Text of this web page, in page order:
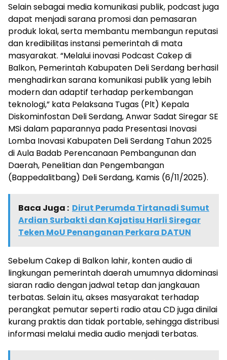
Selain sebagai media komunikasi publik, podcast juga
dapat menjadi sarana promosi dan pemasaran
produk lokal, serta membantu membangun reputasi
dan kredibilitas instansi pemerintah di mata
masyarakat. “Melalui inovasi Podcast Cakep di
Balkon, Pemerintah Kabupaten Deli Serdang berhasil
menghadirkan sarana komunikasi publik yang lebih
modern dan adaptif terhadap perkembangan
teknologi,” kata Pelaksana Tugas (Plt) Kepala
Diskominfostan Deli Serdang, Anwar Sadat Siregar SE
MSi dalam paparannya pada Presentasi Inovasi
Lomba Inovasi Kabupaten Deli Serdang Tahun 2025
di Aula Badab Perencanaan Pembangunan dan
Daerah, Penelitian dan Pengembangan
(Bappedalitbang) Deli Serdang, Kamis (6/11/2025).
Baca Juga : Dirut Perumda Tirtanadi Sumut
Ardian Surbakti dan Kajatisu Harli Siregar
Teken MoU Penanganan Perkara DATUN
Sebelum Cakep di Balkon lahir, konten audio di
lingkungan pemerintah daerah umumnya didominasi
siaran radio dengan jadwal tetap dan jangkauan
terbatas. Selain itu, akses masyarakat terhadap
perangkat pemutar seperti radio atau CD juga dinilai
kurang praktis dan tidak portable, sehingga distribusi
informasi melalui media audio menjadi terbatas.